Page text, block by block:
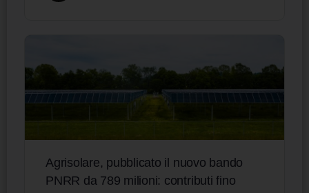
Agrisolare, pubblicato il nuovo bando
PNRR da 789 milioni: contributi fino